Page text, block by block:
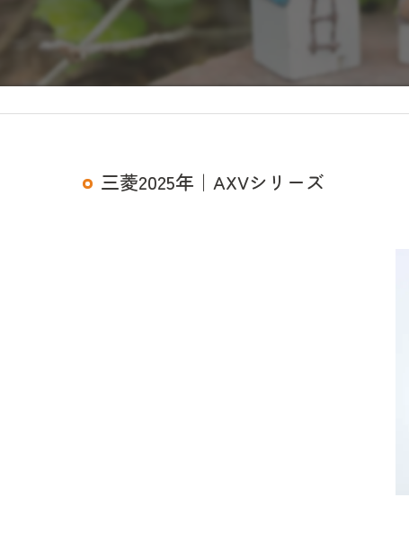
三菱2025年｜AXVシリーズ